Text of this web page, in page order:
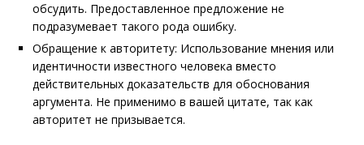
обсудить. Предоставленное предложение не
подразумевает такого рода ошибку.
Обращение к авторитету: Использование мнения или
идентичности известного человека вместо
действительных доказательств для обоснования
аргумента. Не применимо в вашей цитате, так как
авторитет не призывается.